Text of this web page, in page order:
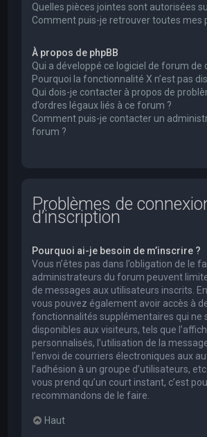
Quelles pièces jointes sont autorisées
Comment puis-je retrouver toutes mes
À propos de phpBB
Qui a développé ce logiciel de forum de
Pourquoi la fonctionnalité X n’est pas
Qui dois-je contacter à propos de
d’ordres légaux liés à ce forum ?
Comment puis-je contacter un
forum ?
Problèmes de
d’inscription
Pourquoi ai-je besoin de m’inscrire ?
Vous n’êtes pas dans l’obligation de le
administrateurs du forum peuvent
de messages aux utilisateurs inscrits.
vous pouvez également avoir accès à
fonctionnalités supplémentaires qui ne
disponibles aux visiteurs, tels que
personnalisés, l’utilisation de la
l’envoi de courriers électroniques aux
l’adhésion à un groupe d’utilisateurs,
vous prend qu’un court instant, c’est
recommandons de le faire.
Haut